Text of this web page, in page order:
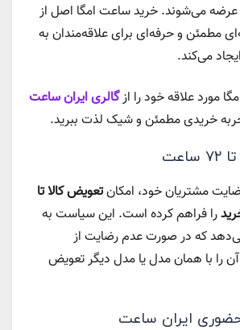
عرضه می‌شوند. خرید ساعت امگا اصل از
مطمئن و حرفه‌ای برای علاقه‌مندان به
می‌کند.
مورد علاقه خود را ازگالری ایران ساعت
خریدی مطمئن و شیک لذت ببرید.
مشتریان خود، امکانتعویض کالا تا
را فراهم کرده است. این سیاست به
که در صورت عدم رضایت از
را با همان مدل یا مدل دیگر تعویض
ایران‌ ساعت